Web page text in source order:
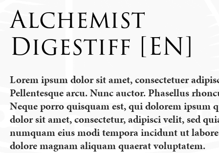
Alchemist
Digestiff [EN]
Lorem ipsum dolor sit amet, consectetuer
Pellentesque arcu. Nunc auctor. Phasellus
Neque porro quisquam est, qui dolorem ipsum
dolor sit amet, consectetur, adipisci velit, sed
numquam eius modi tempora incidunt ut
dolore magnam aliquam quaerat voluptatem.